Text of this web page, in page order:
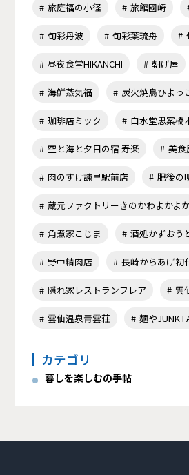
旅庭福の小径 旅館國崎
旬彩丹波 旬彩葉琉舟
昼夜食堂HIKANCHI 朝げ屋
海鮮蒸気福 炭火焼鳥ひよっ
珈琲店ミック 白水堂思案橋
空と海と夕日の宿 寿楽 美食
肉のすけ諫早駅前店 肥後の
蔵元ファクトリーきのかわよかよ
角煮家こじま 酒処かずおう
野中精肉店 長崎からあげ初
隠れ家レストランフレア 雲
雲仙温泉青雲荘 麺やJUNK
カテゴリ
暮しを楽しむの手帖